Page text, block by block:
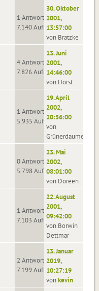
1 Antworten
7.140 Aufrufe
30. Oktober
2001,
13:57:00
von Bratzke
4 Antworten
7.826 Aufrufe
13. Juni
2001,
14:46:00
von Horst
1 Antworten
5.935 Aufrufe
19. April
2002,
20:56:00
von
Grünerdaumen
0 Antworten
5.798 Aufrufe
23. Mai
2002,
08:01:00
von Doreen
1 Antworten
7.103 Aufrufe
22. August
2001,
09:42:00
von Borwin
Dettmar
2 Antworten
7.199 Aufrufe
13. Januar
2019,
10:27:19
vonkevin